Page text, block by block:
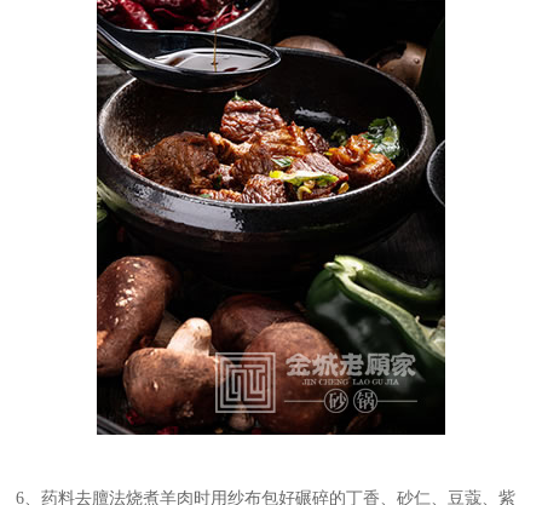
6、药料去膻法烧煮羊肉时用纱布包好碾碎的丁香、砂仁、豆蔻、紫